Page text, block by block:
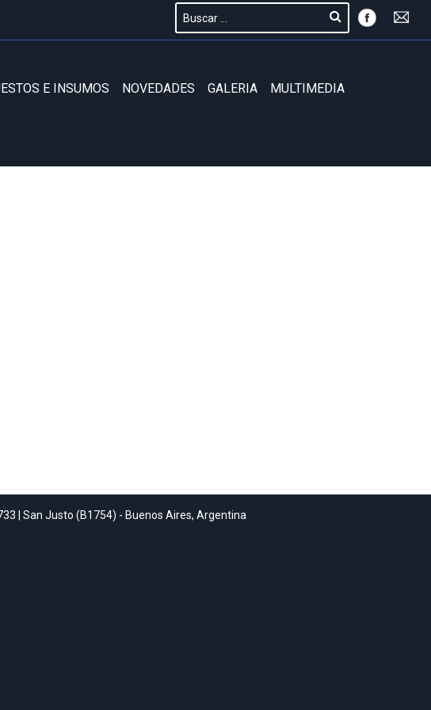
E INSUMOS NOVEDADES GALERIA MULTIMEDIA
| San Justo (B1754) - Buenos Aires, Argentina